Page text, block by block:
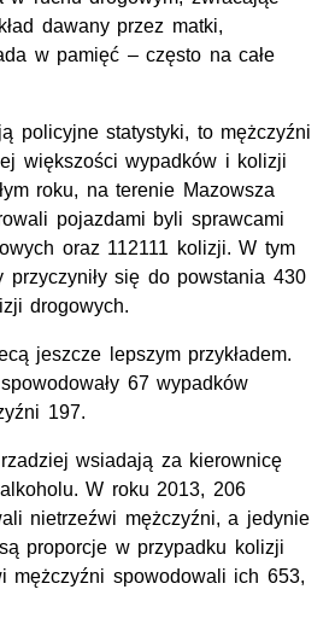
dawany przez matki,
w pamięć – często na całe
policyjne statystyki, to mężczyźni
większości wypadków i kolizji
roku, na terenie Mazowsza
pojazdami byli sprawcami
oraz 112111 kolizji. W tym
przyczyniły się do powstania 430
drogowych.
jeszcze lepszym przykładem.
67 wypadków
197.
wsiadają za kierownicę
W roku 2013, 206
nietrzeźwi mężczyźni, a jedynie
proporcje w przypadku kolizji
mężczyźni spowodowali ich 653,